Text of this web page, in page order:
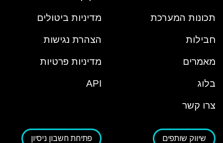
תכונות המערכת
חבילות
מאמרים
בלוג
צרו קשר
מדיניות ביטולים
הצהרת נגישות
מדיניות פרטיות
API
פתיחת חשבון ניסיון שיווק שותפים